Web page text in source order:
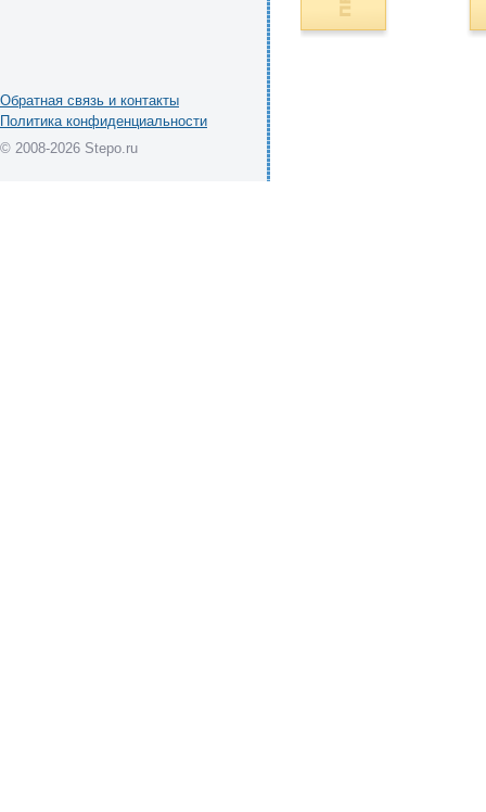
Обратная связь и контакты
Политика конфиденциальности
© 2008-2026 Stepo.ru